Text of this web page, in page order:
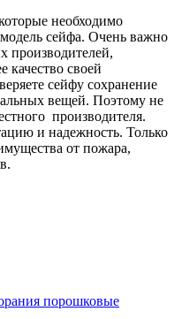
необходимо
сейфа. Очень важно
производителей,
качество своей
сейфу сохранение
вещей. Поэтому не
производителя.
и надежность. Только
от пожара,
порошковые